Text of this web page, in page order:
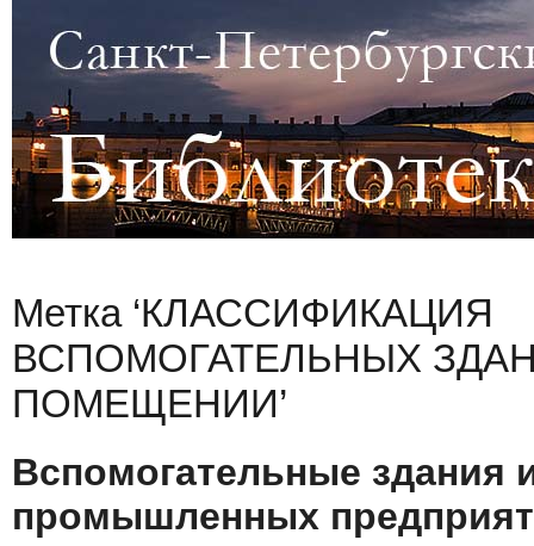
Метка ‘КЛАССИФИКАЦИЯ
ВСПОМОГАТЕЛЬНЫХ
ПОМЕЩЕНИИ’
Вспомогательные здания
промышленных